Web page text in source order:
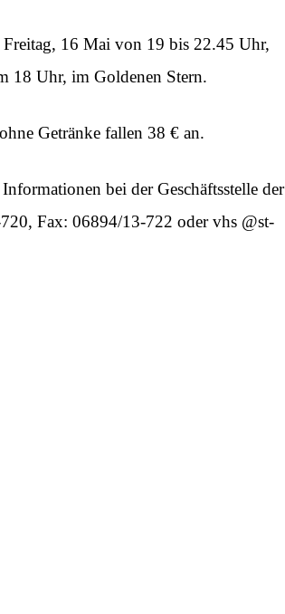
16 Mai von 19 bis 22.45 Uhr,
18 Uhr, im Goldenen Stern.
Getränke fallen 38 € an.
bei der Geschäftsstelle der
Fax: 06894/13-722 oder vhs @st-